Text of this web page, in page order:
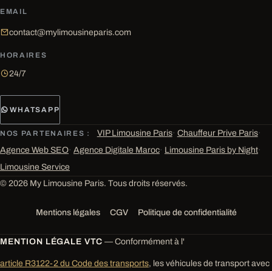
EMAIL
contact@mylimousineparis.com
HORAIRES
24/7
WHATSAPP
NOS PARTENAIRES : VIP Limousine Paris· Chauffeur Prive Paris·
Agence Web SEO· Agence Digitale Maroc· Limousine Paris by Night·
Limousine Service
© 2026 My Limousine Paris. Tous droits réservés.
Mentions légales CGV Politique de confidentialité
MENTION LÉGALE VTC — Conformément à l'
article R3122-2 du Code des transports, les véhicules de transport avec